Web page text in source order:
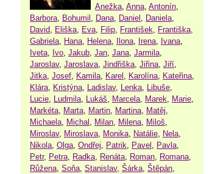
Anežka Anna Antonín
Barbora Bohumil Dana Daniel Daniela
David Eliška Eva Filip František Františka
Gabriela Hana Helena Ilona Irena Ivana
Iveta Ivo Jakub Jan Jana Jarmila
Jaroslav, Jaroslava Jindřiška Jiřina Jiří
Jitka Josef Kamila Karel Karolína Kateřina
Klára Kristýna Ladislav, Lenka Libuše
Lucie Ludmila Lukáš Marcela Marek Marie
Markéta Marta Martin Martina Matěj
Michaela Michal Milan Milena Miloš
Miroslav, Miroslava Monika Natálie Nela
Nikola Olga Ondřej Patrik Pavel Pavla
Petr, Petra Radka Renáta Roman Romana
Růžena Soňa Stanislav, Šárka Štěpán